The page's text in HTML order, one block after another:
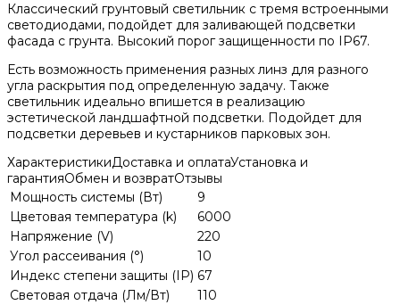
Классический грунтовый светильник с тремя встроенными
светодиодами, подойдет для заливающей подсветки
фасада с грунта. Высокий порог защищенности по IP67.
Есть возможность применения разных линз для разного
угла раскрытия под определенную задачу. Также
светильник идеально впишется в реализацию
эстетической ландшафтной подсветки. Подойдет для
подсветки деревьев и кустарников парковых зон.
ХарактеристикиДоставка и оплатаУстановка и
гарантияОбмен и возвратОтзывы
Мощность системы (Вт)
9
Цветовая температура (k)
6000
Напряжение (V)
220
Угол рассеивания (°)
10
Индекс степени защиты (IP) 67
Световая отдача (Лм/Вт)
110